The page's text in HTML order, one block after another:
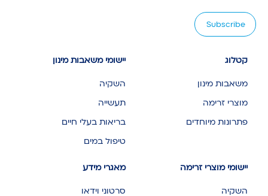
קטלוג
משאבות מינון
מוצרי זרימה
פתרונות מיוחדים
יישומי משאבות מינון
השקיה
תעשייה
בריאות בעלי חיים
טיפול במים
יישומי מוצרי זרימה
השקיה
מאגרי מידע
סרטוני וידאו